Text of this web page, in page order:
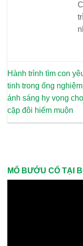
Hành trình tìm con
tinh trong ống
ánh sáng hy vọng
cặp đôi hiếm muộn
MỔ BƯỚU CỔ TẠI